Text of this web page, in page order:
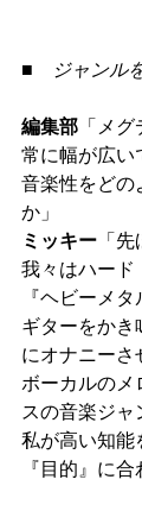
■　ジャンル
編集部 「メ
常に幅が広い
音楽性をどの
か」
ミッキー 「
我々はハード
『ヘビーメ
ギターをかき
にオナニーさ
ボーカルのメ
スの音楽ジャ
私が高い知能
『目的』に